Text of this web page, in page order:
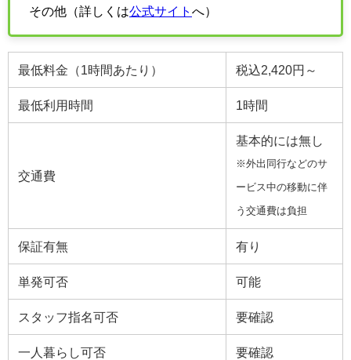
その他（詳しくは公式サイト へ）
最低料金（1時間あたり） 税込2,420円～
最低利用時間 1時間
交通費
基本的には無し
※外出同行などのサ
ービス中の移動に伴
う交通費は負担
保証有無 有り
単発可否 可能
スタッフ指名可否 要確認
一人暮らし可否 要確認